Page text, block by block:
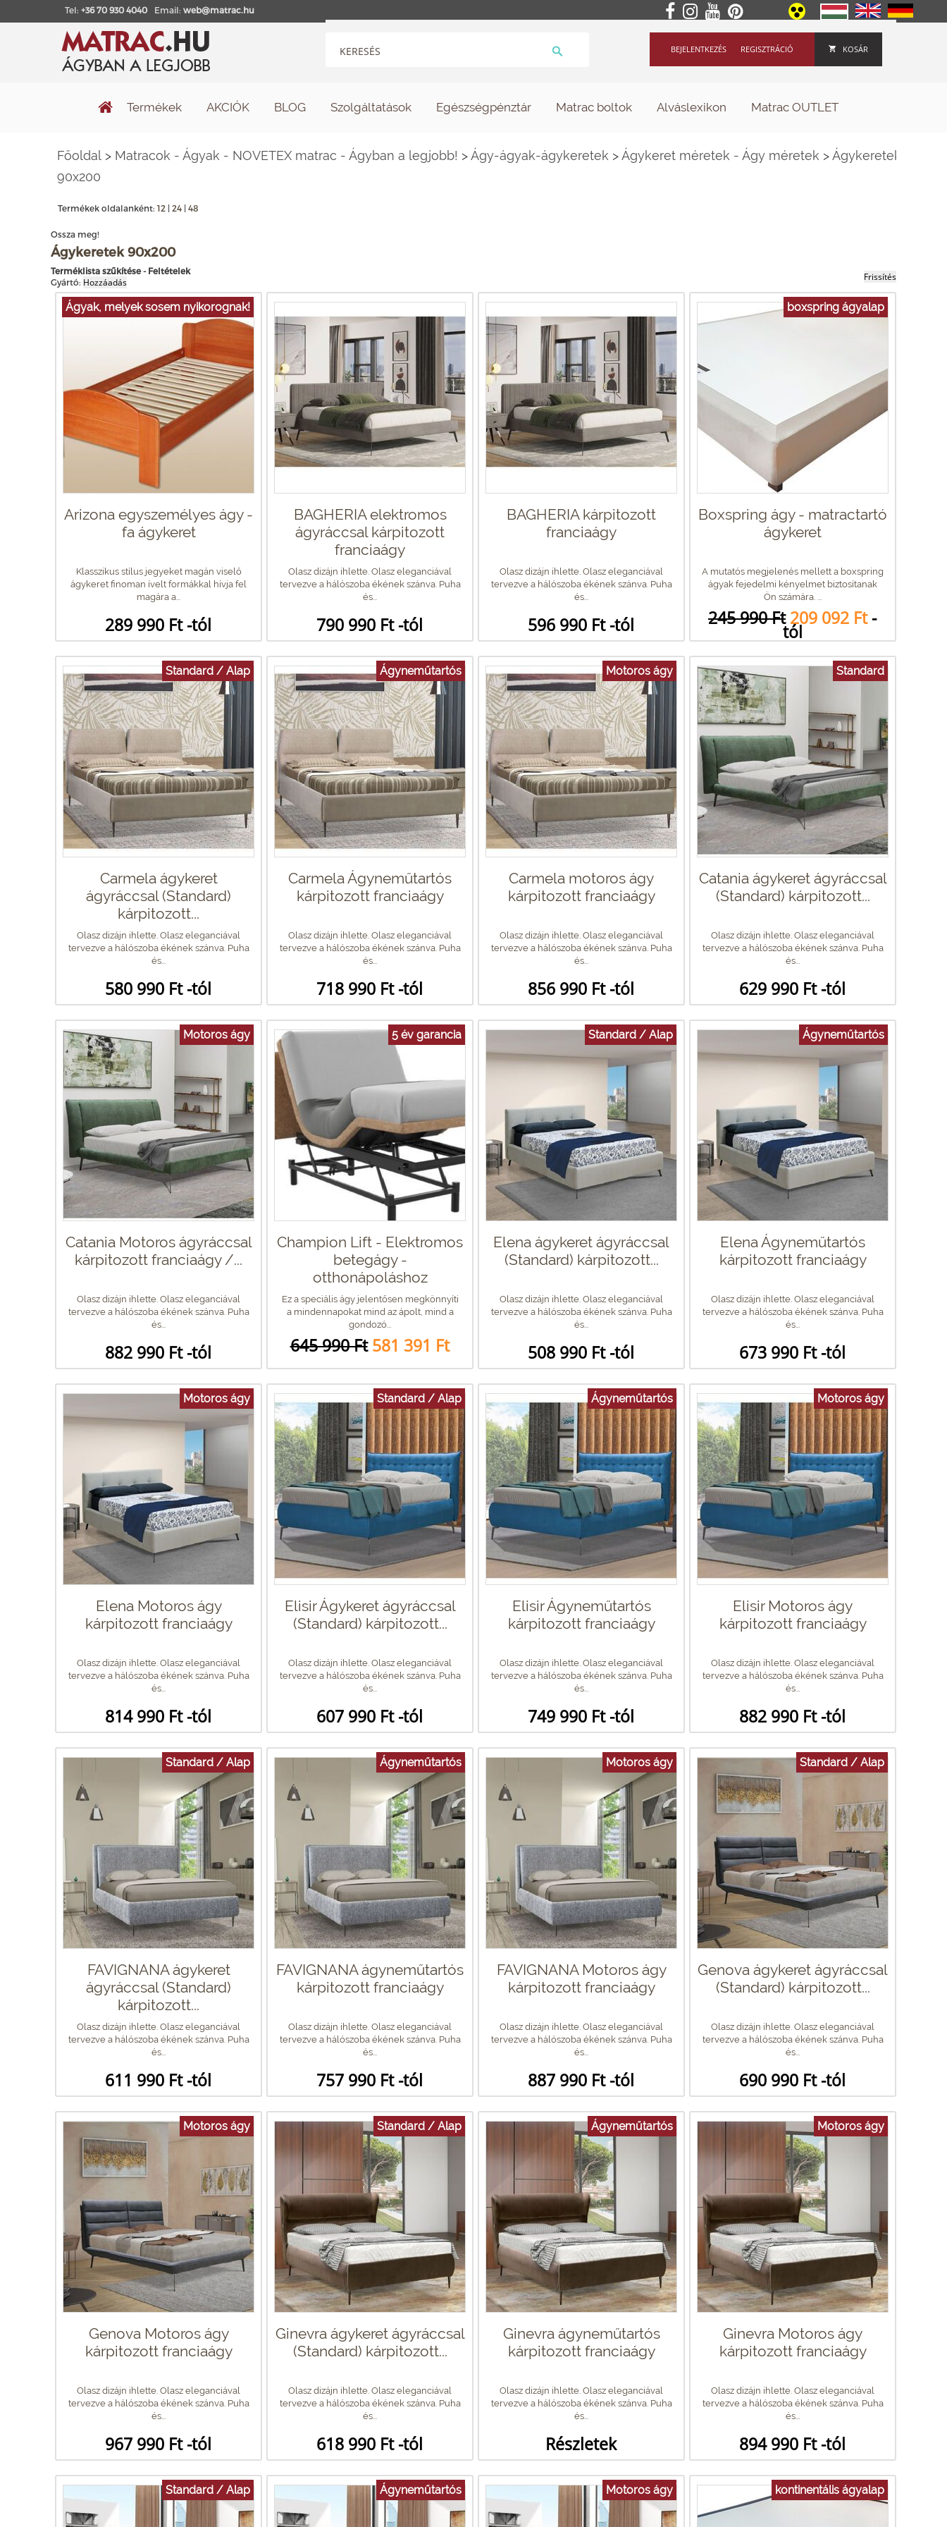
Tel: +36 70 930 4040 Email: web@matrac.hu
KOSÁR
REGISZTRÁCIÓ
BEJELENTKEZÉS
Termékek AKCIÓK BLOG Szolgáltatások Egészségpénztár Matrac boltok Alváslexikon Matrac OUTLET
Főoldal > Matracok - Ágyak - NOVETEX matrac - Ágyban a legjobb! >Ágy-ágyak-ágykeretek >Ágykeret méretek - Ágy méretek >Ágykeretek
90x200
Termékek oldalanként: 12 | 24 | 48
Ossza meg!
Ágykeretek 90x200
Terméklista szűkítése - Feltételek
Gyártó:
Ágyak, melyek sosem nyikorognak!
Arizona egyszemélyes ágy -
fa ágykeret
Klasszikus stílus jegyeket magán viselő
ágykeret finoman ívelt formákkal hívja fel
magára a...
289 990 Ft -tól
BAGHERIA elektromos
ágyráccsal kárpitozott
franciaágy
Olasz dizájn ihlette. Olasz eleganciával
tervezve a hálószoba ékének szánva. Puha
és...
790 990 Ft -tól
BAGHERIA kárpitozott
franciaágy
Olasz dizájn ihlette. Olasz eleganciával
tervezve a hálószoba ékének szánva. Puha
és...
596 990 Ft -tól
boxspring ágyalap
Boxspring ágy - matractartó
ágykeret
A mutatós megjelenés mellett a boxspring
ágyak fejedelmi kényelmet biztosítanak
Ön számára. ...
245 990 Ft 209 092 Ft-
tól
Standard / Alap
Carmela ágykeret
ágyráccsal (Standard)
kárpitozott...
Olasz dizájn ihlette. Olasz eleganciával
tervezve a hálószoba ékének szánva. Puha
és...
580 990 Ft -tól
Ágyneműtartós
Carmela Ágyneműtartós
kárpitozott franciaágy
Olasz dizájn ihlette. Olasz eleganciával
tervezve a hálószoba ékének szánva. Puha
és...
718 990 Ft -tól
Motoros ágy
Carmela motoros ágy
kárpitozott franciaágy
Olasz dizájn ihlette. Olasz eleganciával
tervezve a hálószoba ékének szánva. Puha
és...
856 990 Ft -tól
Standard
Catania ágykeret ágyráccsal
(Standard) kárpitozott...
Olasz dizájn ihlette. Olasz eleganciával
tervezve a hálószoba ékének szánva. Puha
és...
629 990 Ft -tól
Motoros ágy
Catania Motoros ágyráccsal
kárpitozott franciaágy /...
Olasz dizájn ihlette. Olasz eleganciával
tervezve a hálószoba ékének szánva. Puha
és...
882 990 Ft -tól
5 év garancia
Champion Lift - Elektromos
betegágy -
otthonápoláshoz
Ez a speciális ágy jelentősen megkönnyíti
a mindennapokat mind az ápolt, mind a
gondozó...
645 990 Ft 581 391 Ft
Standard / Alap
Elena ágykeret ágyráccsal
(Standard) kárpitozott...
Olasz dizájn ihlette. Olasz eleganciával
tervezve a hálószoba ékének szánva. Puha
és...
508 990 Ft -tól
Ágyneműtartós
Elena Ágyneműtartós
kárpitozott franciaágy
Olasz dizájn ihlette. Olasz eleganciával
tervezve a hálószoba ékének szánva. Puha
és...
673 990 Ft -tól
Motoros ágy
Elena Motoros ágy
kárpitozott franciaágy
Olasz dizájn ihlette. Olasz eleganciával
tervezve a hálószoba ékének szánva. Puha
és...
814 990 Ft -tól
Standard / Alap
Elisir Ágykeret ágyráccsal
(Standard) kárpitozott...
Olasz dizájn ihlette. Olasz eleganciával
tervezve a hálószoba ékének szánva. Puha
és...
607 990 Ft -tól
Ágyneműtartós
Elisir Ágyneműtartós
kárpitozott franciaágy
Olasz dizájn ihlette. Olasz eleganciával
tervezve a hálószoba ékének szánva. Puha
és...
749 990 Ft -tól
Motoros ágy
Elisir Motoros ágy
kárpitozott franciaágy
Olasz dizájn ihlette. Olasz eleganciával
tervezve a hálószoba ékének szánva. Puha
és...
882 990 Ft -tól
Standard / Alap
FAVIGNANA ágykeret
ágyráccsal (Standard)
kárpitozott...
Olasz dizájn ihlette. Olasz eleganciával
tervezve a hálószoba ékének szánva. Puha
és...
611 990 Ft -tól
Ágyneműtartós
FAVIGNANA ágyneműtartós
kárpitozott franciaágy
Olasz dizájn ihlette. Olasz eleganciával
tervezve a hálószoba ékének szánva. Puha
és...
757 990 Ft -tól
Motoros ágy
FAVIGNANA Motoros ágy
kárpitozott franciaágy
Olasz dizájn ihlette. Olasz eleganciával
tervezve a hálószoba ékének szánva. Puha
és...
887 990 Ft -tól
Standard / Alap
Genova ágykeret ágyráccsal
(Standard) kárpitozott...
Olasz dizájn ihlette. Olasz eleganciával
tervezve a hálószoba ékének szánva. Puha
és...
690 990 Ft -tól
Motoros ágy
Genova Motoros ágy
kárpitozott franciaágy
Olasz dizájn ihlette. Olasz eleganciával
tervezve a hálószoba ékének szánva. Puha
és...
967 990 Ft -tól
Standard / Alap
Ginevra ágykeret ágyráccsal
(Standard) kárpitozott...
Olasz dizájn ihlette. Olasz eleganciával
tervezve a hálószoba ékének szánva. Puha
és...
618 990 Ft -tól
Ágyneműtartós
Ginevra ágyneműtartós
kárpitozott franciaágy
Olasz dizájn ihlette. Olasz eleganciával
tervezve a hálószoba ékének szánva. Puha
és...
Részletek
Motoros ágy
Ginevra Motoros ágy
kárpitozott franciaágy
Olasz dizájn ihlette. Olasz eleganciával
tervezve a hálószoba ékének szánva. Puha
és...
894 990 Ft -tól
Standard / Alap Ágyneműtartós Motoros ágy kontinentális ágyalap